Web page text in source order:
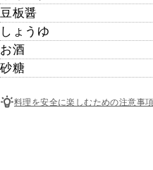
豆板醤
しょうゆ
お酒
砂糖
料理を安全に楽しむための注意事項